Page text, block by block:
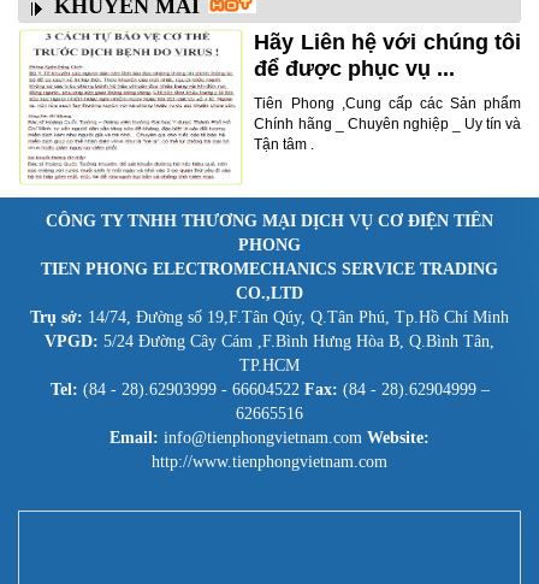
KHUYẾN MÃI
Hãy Liên hệ với chúng tôi
để được phục vụ ...
Tiên Phong ,Cung cấp các Sản phẩm
Chính hãng _ Chuyên nghiệp _ Uy tín và
Tận tâm .
CÔNG TY TNHH THƯƠNG MẠI DỊCH VỤ CƠ ĐIỆN TIÊN
PHONG
TIEN PHONG ELECTROMECHANICS SERVICE TRADING
CO.,LTD
Trụ sở: 14/74, Đường số 19,F.Tân Qúy, Q.Tân Phú, Tp.Hồ Chí Minh
VPGD: 5/24 Đường Cây Cám ,F.Bình Hưng Hòa B, Q.Bình Tân,
TP.HCM
Tel: (84 - 28).62903999 - 66604522 Fax: (84 - 28).62904999 –
62665516
Email: info@tienphongvietnam.com Website:
http://www.tienphongvietnam.com